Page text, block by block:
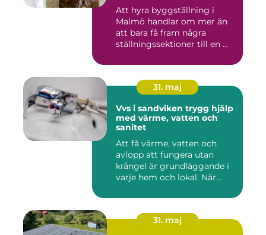
Att hyra byggställning i
Malmö handlar om mer än
att bara få fram några
ställningssektioner till en ...
31. maj
Vvs i sandviken trygg hjälp
med värme, vatten och
sanitet
Att få värme, vatten och
avlopp att fungera utan
krångel är grundläggande i
varje hem och lokal. När...
31. maj